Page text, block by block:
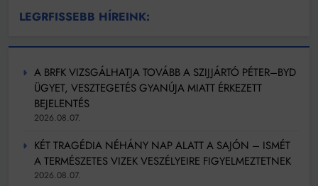
LEGRFISSEBB HÍREINK:
A BRFK VIZSGÁLHATJA TOVÁBB A SZIJJÁRTÓ PÉTER–BYD
ÜGYET, VESZTEGETÉS GYANÚJA MIATT ÉRKEZETT
BEJELENTÉS
2026.08.07.
KÉT TRAGÉDIA NÉHÁNY NAP ALATT A SAJÓN – ISMÉT
A TERMÉSZETES VIZEK VESZÉLYEIRE FIGYELMEZTETNEK
2026.08.07.